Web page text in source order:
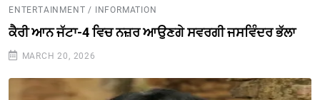
ENTERTAINMENT / INFORMATION
ਕੈਰੀ ਆਨ ਜੱਟਾ-4 ਵਿਚ ਨਜ਼ਰ ਆਉਣਗੇ ਸਵਰਗੀ ਜਸਵਿੰਦਰ ਭੱਲਾ
MARCH 20, 2026